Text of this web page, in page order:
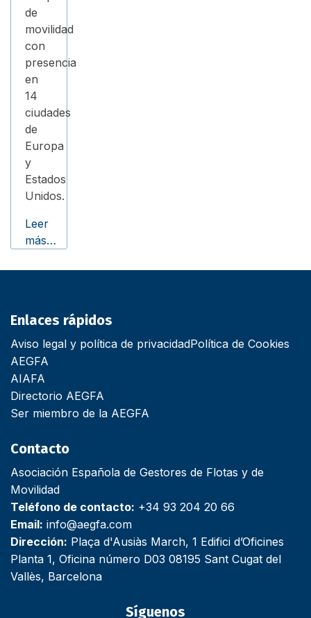
de
movilidad
con
presencia
en
14
ciudades
de
Europa
y
Estados
Unidos.
Leer
más…
Enlaces rápidos
Aviso legal y política de privacidadPolítica de Cookies
AEGFA
AIAFA
Directorio AEGFA
Ser miembro de la AEGFA
Contacto
Asociación Española de Gestores de Flotas y de
Movilidad
Teléfono de contacto: +34 93 204 20 66
Email: info@aegfa.com
Dirección: Plaça d'Ausiàs March, 1 Edifici d’Oficines
Planta 1, Oficina número D03 08195 Sant Cugat del
Vallès, Barcelona
Síguenos